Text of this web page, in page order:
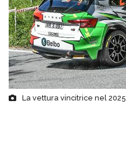
La vettura vincitrice nel 2025